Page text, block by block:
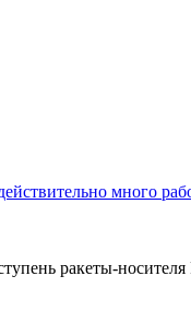
много
ступень ракеты-